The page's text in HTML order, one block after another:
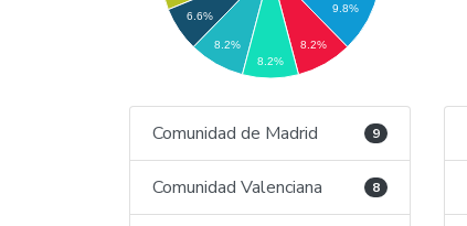
9.8%
8.2%
6.6%
8.2%
8.2%
Comunidad de Madrid 9
Comunidad Valenciana 8